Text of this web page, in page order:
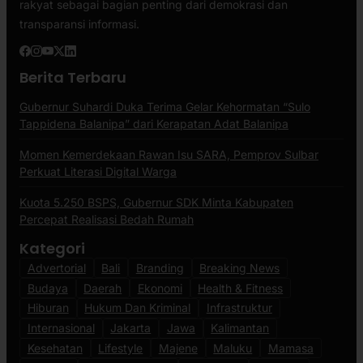
rakyat sebagai bagian penting dari demokrasi dan
transparansi informasi.
Berita Terbaru
Gubernur Suhardi Duka Terima Gelar Kehormatan “Sulo
Tappidena Balanipa” dari Kerapatan Adat Balanipa
Momen Kemerdekaan Rawan Isu SARA, Pemprov Sulbar
Perkuat Literasi Digital Warga
Kuota 5.250 BSPS, Gubernur SDK Minta Kabupaten
Percepat Realisasi Bedah Rumah
Kategori
Advertorial Bali Branding
Breaking News
Budaya
Daerah Ekonomi
Health & Fitness
Hiburan
Hukum Dan Kriminal
Infrastruktur
Internasional
Jakarta Jawa
Kalimantan
Kesehatan
Lifestyle Majene Maluku
Mamasa